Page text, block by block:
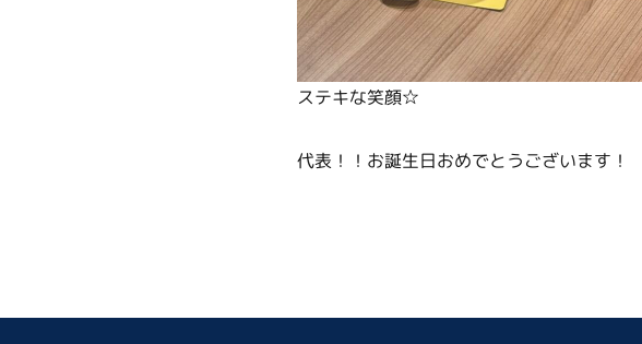
ステキな笑顔☆
代表！！お誕生日おめでとうございます！